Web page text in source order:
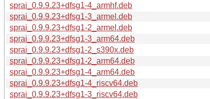
sprai_0.9.9.23+dfsg1-4_armhf.deb
sprai_0.9.9.23+dfsg1-3_armel.deb
sprai_0.9.9.23+dfsg1-2_armel.deb
sprai_0.9.9.23+dfsg1-3_arm64.deb
sprai_0.9.9.23+dfsg1-2_s390x.deb
sprai_0.9.9.23+dfsg1-2_arm64.deb
sprai_0.9.9.23+dfsg1-4_arm64.deb
sprai_0.9.9.23+dfsg1-4_riscv64.deb
sprai_0.9.9.23+dfsg1-3_riscv64.deb